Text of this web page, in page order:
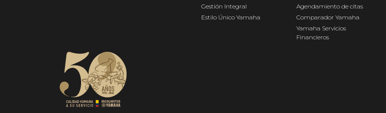
Gestión Integral
Estilo Único Yamaha
Agendamiento de citas
Comparador Yamaha
Yamaha Servicios
Financieros